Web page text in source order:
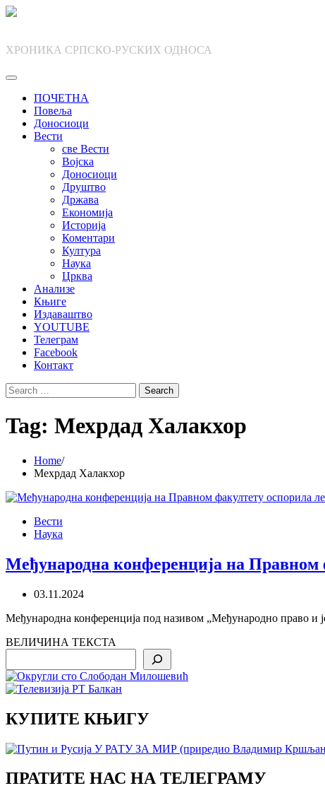
Skip
ХРОНИКА СРПСКО-РУСКИХ ОДНОСА
ПОЧЕТНА
Повеља
Доносиоци
Вести
све Вести
Војска
Доносиоци
Друштво
Држава
Економија
Историја
Коментари
Култура
Наука
Црква
Анализе
Књиге
Издаваштво
YOUTUBE
Телеграм
Facebook
Контакт
Search
for:
Tag: Мехрдад Халакхор
Home
Мехрдад Халакхор
Вести
Наука
Међународна конференција на Правном
03.11.2024
Међународна конференција под називом „Међународно право и
ВЕЛИЧИНА ТЕКСТА
КУПИТЕ КЊИГУ
ПРАТИТЕ НАС НА ТЕЛЕГРАМУ